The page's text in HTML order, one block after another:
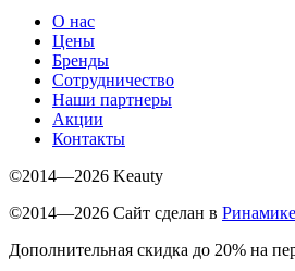
О нас
Цены
Бренды
Сотрудничество
Наши партнеры
Акции
Контакты
©2014—2026 Keauty
©2014—2026 Сайт сделан в Ринамике
Дополнительная скидка до 20% на